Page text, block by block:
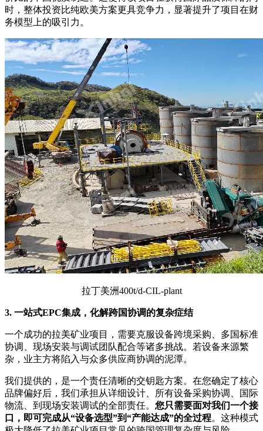
时，整体投资比纯欧美方案更具竞争力，显著提升了项目在财
务模型上的吸引力。
拉丁美洲400t/d-CIL-plant
3. 一站式EPC集成，化解跨国协调的复杂症结
一个成功的拉美矿业项目，需要克服设备跨境采购、多国标准
协调、现场安装与调试团队配合等诸多挑战。若设备来源繁
杂，业主方将陷入与众多供应商协调的泥潭。
我们提供的，是一个责任清晰的交钥匙方案。在您确定了核心
品牌偏好后，我们承担从详细设计、所有设备采购协调、国际
物流、到现场安装调试的全部责任。 您只需要面对我们一个接
口，即可完成从“设备选型”到“产能达成”的全过程。这种模式